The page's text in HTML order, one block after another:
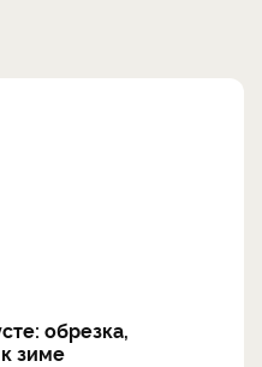
обрезка,
зиме